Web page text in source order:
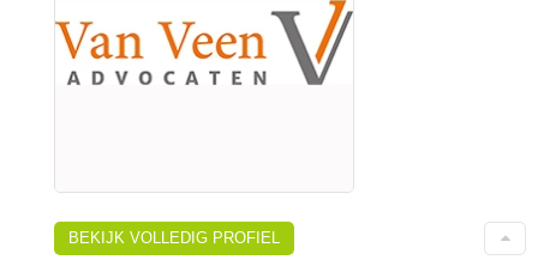
BEKIJK VOLLEDIG PROFIEL